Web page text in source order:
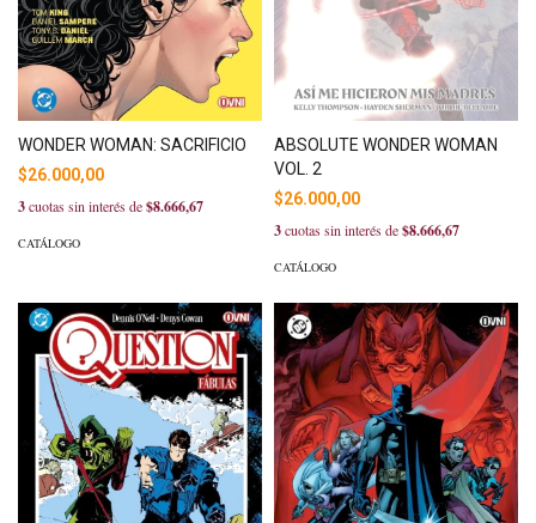
WONDER WOMAN: SACRIFICIO
$26.000,00
3cuotas sin interés de$8.666,67
CATÁLOGO
ABSOLUTE WONDER WOMAN
VOL. 2
$26.000,00
3cuotas sin interés de$8.666,67
CATÁLOGO